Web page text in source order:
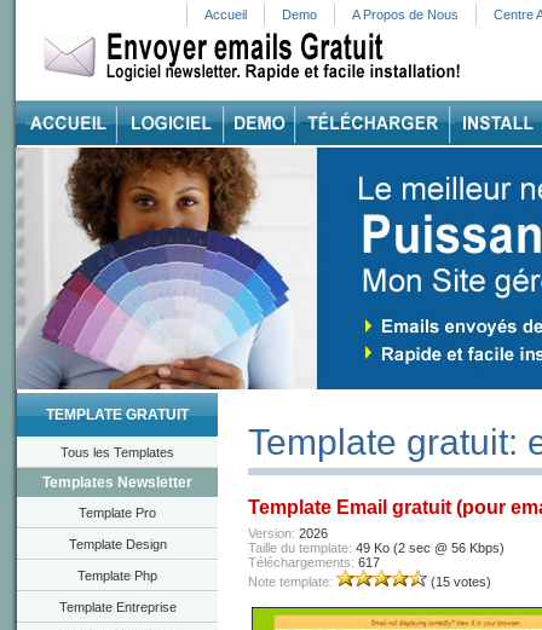
Accueil Demo A Propos de Nous Centre
TEMPLATE GRATUIT
Tous les Templates
Templates Newsletter
Template Pro
Template Design
Template Php
Template Entreprise
Template gratuit:
Template Email gratuit (pour
Version: 2026
Taille du template: 49 Ko (2 sec @ 56 Kbps)
Téléchargements: 617
Note template:
(15 votes)